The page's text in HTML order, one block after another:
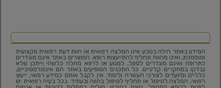
המידע באתר הילה בטבע אינו המלצה רפואית או חוות דעת רפואית מקצועית
ומוסמכת, ואינו מהווה תחליף להתייעצות רופא. המוצרים באתר אינם מוגדרים
כתרופה ואינם מוגדרים לטפל, למנוע או לרפא מחלה כלשהי וייתכן שלא
נבדקו במחקרים קליניים. כל התכנים המופיעים באתר הם אינפורמטיביים,
כלליים ומיועדים לצורכי העשרה ולימוד. אין לקבל אותם כמידע רפואי, ייעוץ
רפואי, המלצה לטיפול או תחליף לטיפול בהווה ובעתיד. בכל בעיה רפואית יש